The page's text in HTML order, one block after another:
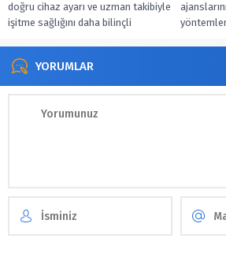
doğru cihaz ayarı ve uzman takibiyle
işitme sağlığını daha bilinçli
YORUMLAR